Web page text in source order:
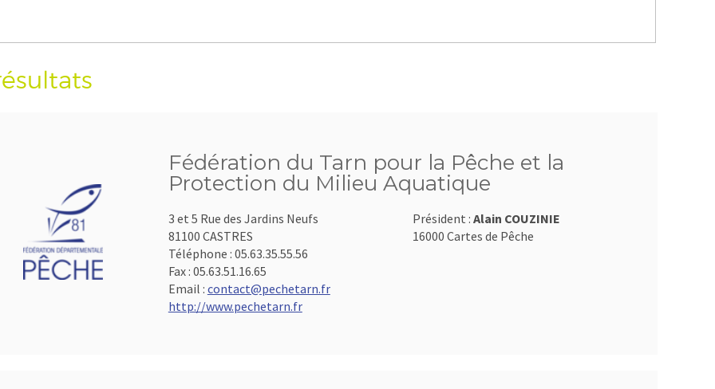
Fédération du Tarn pour la Pêche et la
Protection du Milieu Aquatique
3 et 5 Rue des Jardins Neufs
81100 CASTRES
Téléphone : 05.63.35.55.56
Fax : 05.63.51.16.65
Email : contact@pechetarn.fr
http://www.pechetarn.fr
Président :Alain COUZINIE
16000 Cartes de Pêche